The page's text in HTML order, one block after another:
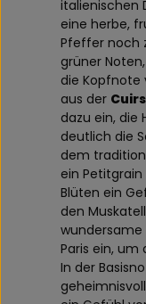
italienischen
eine herbe,
Pfeffer noch
grüner
die Kopfnote
aus der
dazu ein, die
deutlich die
dem
ein
Blüten ein
den
wundersame
Paris ein,
In der